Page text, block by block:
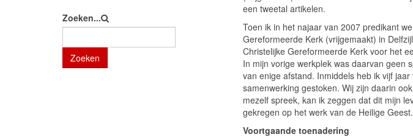
een tweetal artikelen.
Toen ik in het najaar van 2007 predikant
Gereformeerde Kerk (vrijgemaakt) in
Christelijke Gereformeerde Kerk voor het
In mijn vorige werkplek was daarvan geen
van enige afstand. Inmiddels heb ik vijf
samenwerking gestoken. Wij zijn daarin
mezelf spreek, kan ik zeggen dat dit mijn
gekregen op het werk van de Heilige Geest.
Voortgaande toenadering
Zoeken...
Zoeken